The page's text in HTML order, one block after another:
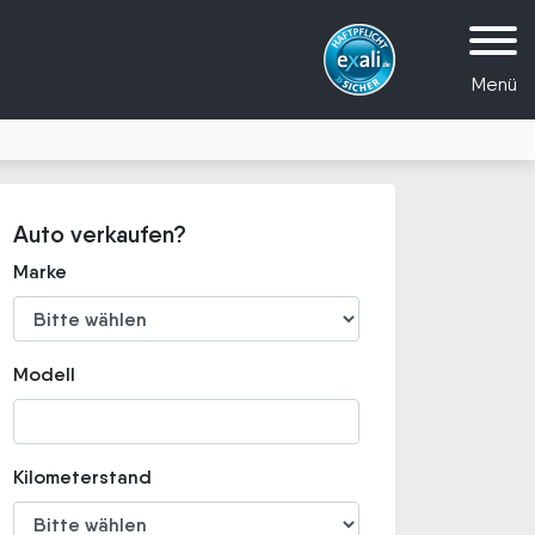
Menü
Auto verkaufen?
Marke
Modell
Kilometerstand